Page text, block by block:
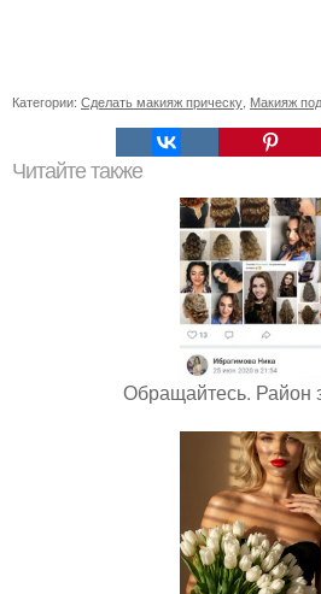
Категории: Сделать макияж прическу Макияж
Читайте также
Обращайтесь. Район